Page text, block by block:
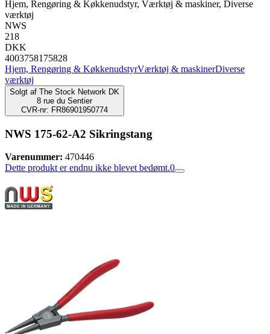
Hjem, Rengøring & Køkkenudstyr, Værktøj & maskiner, Diverse
værktøj
NWS
218
DKK
4003758175828
Hjem, Rengøring & KøkkenudstyrVærktøj & maskinerDiverse
værktøj
Solgt af The Stock Network DK
8 rue du Sentier
CVR-nr: FR86901950774
NWS 175-62-A2 Sikringstang
Varenummer: 470446
Dette produkt er endnu ikke blevet bedømt.0